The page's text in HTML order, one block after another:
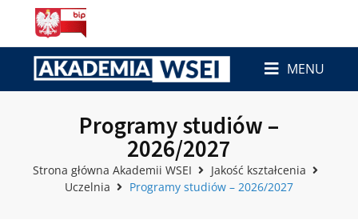
MENU
Programy studiów –
2026/2027
Strona główna Akademii WSEI
Jakość kształcenia
Uczelnia
Programy studiów – 2026/2027